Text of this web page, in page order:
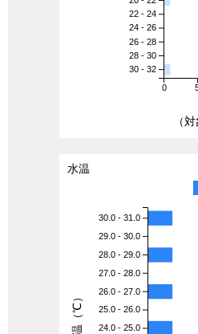
0
22 - 24
24 - 26
26 - 28
28 - 30
30 - 32
（
水温
30.0 - 31.0
29.0 - 30.0
28.0 - 29.0
27.0 - 28.0
26.0 - 27.0
25.0 - 26.0
24.0 - 25.0
水温（℃）